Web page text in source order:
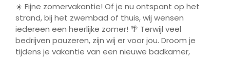
☀️ Fijne zomervakantie! Of je nu ontspant op het
strand, bij het zwembad of thuis, wij wensen
iedereen een heerlijke zomer! 🌴 Terwijl veel
bedrijven pauzeren, zijn wij er voor jou. Droom je
tijdens je vakantie van een nieuwe badkamer,